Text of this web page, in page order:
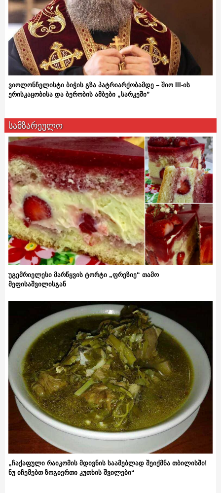
ვიოლონჩელისტი ბიჭის გზა პატრიარქობამდე – შიო III-ის
ერისკაცობისა და ბერობის ამბები „სარკეში”
სამზარეულო
უგემრიელესი მარწყვის ტორტი „ფრეზიე“ თამო
მეფისაშვილისგან
„ჩაქაფული რაიკომის მდივნის საამებლად შეიქმნა თბილისში!
ნუ იჩემებთ ზოგიერთი კუთხის შვილები“